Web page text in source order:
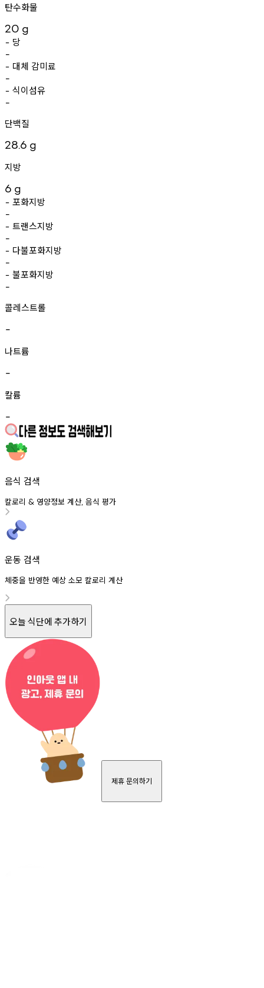
탄수화물
20 g
- 당
-
- 대체 감미료
-
- 식이섬유
-
단백질
28.6 g
지방
6 g
- 포화지방
-
- 트랜스지방
-
- 다불포화지방
-
- 불포화지방
-
콜레스트롤
-
나트륨
-
칼륨
-
음식 검색
칼로리 & 영양정보 계산, 음식 평가
운동 검색
체중을 반영한 예상 소모 칼로리 계산
오늘 식단에 추가하기
제휴 문의하기